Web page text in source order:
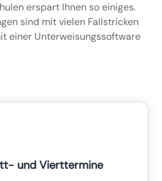
erspart Ihnen so einiges.
sind mit vielen Fallstricken
einer Unterweisungssoftware
und Vierttermine